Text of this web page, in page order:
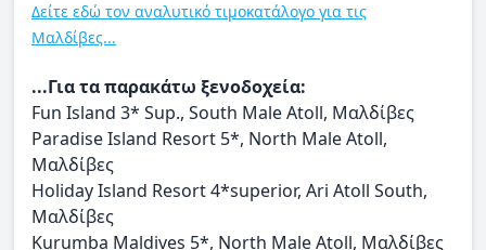
Δείτε εδώ τον αναλυτικό τιμοκατάλογο για τις
Μαλδίβες...
...Για τα παρακάτω ξενοδοχεία:
Fun Island 3* Sup., South Male Atoll, Μαλδίβες
Paradise Island Resort 5*, North Male Atoll,
Μαλδίβες
Holiday Island Resort 4*superior, Ari Atoll South,
Μαλδίβες
Kurumba Maldives 5*, North Male Atoll, Μαλδίβες